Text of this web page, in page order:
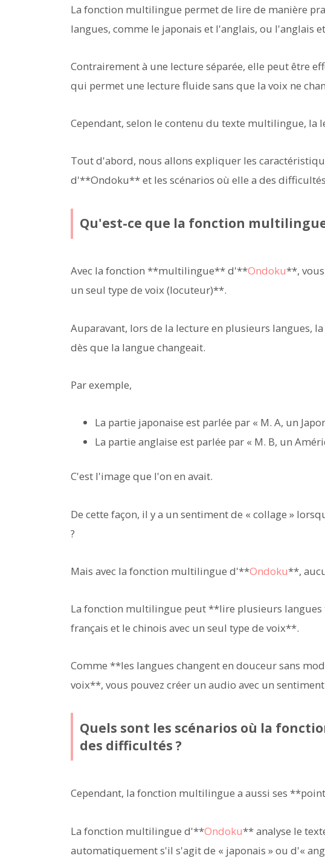
La fonction multilingue permet de lire de manière
langues, comme le japonais et l'anglais, ou l'anglais
Contrairement à une lecture séparée, elle peut être
qui permet une lecture fluide sans que la voix ne
Cependant, selon le contenu du texte multilingue, la
Tout d'abord, nous allons expliquer les
d'**Ondoku** et les scénarios où elle a des
Qu'est-ce que la fonction
Avec la fonction **multilingue** d'**Ondoku**,
un seul type de voix (locuteur)**.
Auparavant, lors de la lecture en plusieurs langues,
dès que la langue changeait.
Par exemple,
La partie japonaise est parlée par « M. A, un
La partie anglaise est parlée par « M. B, un
C'est l'image que l'on en avait.
De cette façon, il y a un sentiment de « collage »
?
Mais avec la fonction multilingue d'**Ondoku**,
La fonction multilingue peut **lire plusieurs langues
français et le chinois avec un seul type de voix**.
Comme **les langues changent en douceur sans
voix**, vous pouvez créer un audio avec un
Quels sont les scénarios où la
des difficultés ?
Cependant, la fonction multilingue a aussi ses
La fonction multilingue d'**Ondoku** analyse le
automatiquement s'il s'agit de « japonais » ou d'«